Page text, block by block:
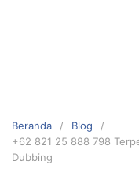
Beranda
Blog
+62 821 25 888 798
Dubbing